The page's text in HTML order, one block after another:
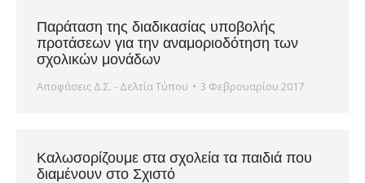
Παράταση της διαδικασίας υποβολής
προτάσεων για την αναμοριοδότηση των
σχολικών μονάδων
Αποφάσεις Δ.Σ. - Δελτία Τύπου 3 Φεβρουαρίου 2017
Καλωσορίζουμε στα σχολεία τα παιδιά που
διαμένουν στο Σχιστό